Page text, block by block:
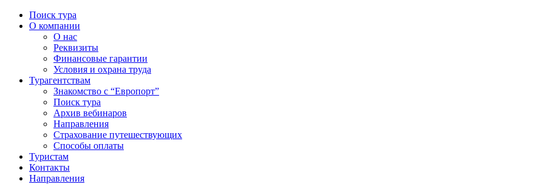
Поиск тура
О компании
О нас
Реквизиты
Финансовые гарантии
Условия и охрана труда
Турагентствам
Знакомство с “Европорт”
Поиск тура
Архив вебинаров
Направления
Страхование путешествующих
Способы оплаты
Туристам
Контакты
Направления